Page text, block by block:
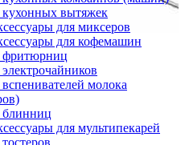
кухонных вытяжек
для миксеров
для кофемашин
фритюрниц
молока
блинниц
для мультипекарей